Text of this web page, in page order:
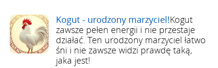
Kogut - urodzony marzyciel!Kogut
zawsze pełen energii i nie przestaje
działać. Ten urodzony marzyciel łatwo
śni i nie zawsze widzi prawdę taką,
jaka jest!